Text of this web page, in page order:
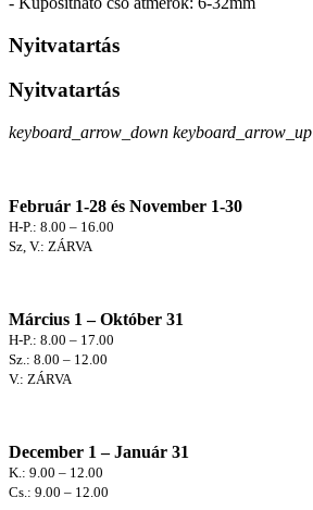
Nyitvatartás
Nyitvatartás
keyboard_arrow_down keyboard_arrow_up
Február 1-28 és November 1-30
H-P.: 8.00 – 16.00
Sz, V.: ZÁRVA
Március 1 – Október 31
H-P.: 8.00 – 17.00
Sz.: 8.00 – 12.00
V.: ZÁRVA
December 1 – Január 31
K.: 9.00 – 12.00
Cs.: 9.00 – 12.00